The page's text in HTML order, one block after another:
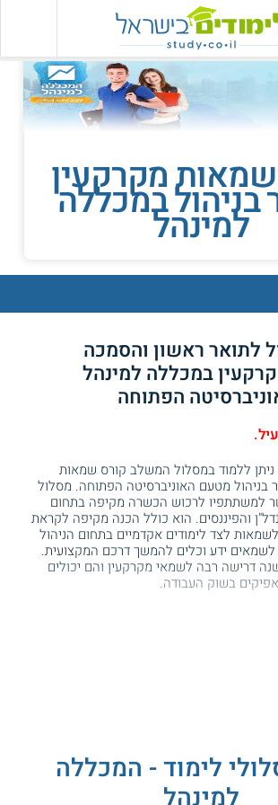
מקרקעין
בניהול במכללה
למינהל
לתואר ראשון והסמכה
במכללה למינהל
הפתוחה
ללמוד במסלול המשלב קורס שמאות
בניהול מטעם האוניברסיטה הפתוחה. מסלול
למשתתפיו לרכוש הכשרה מקיפה בתחום
והפיננסים. הוא כולל הכנה מקיפה לקראת
לצד לימודים אקדמיים בתחום הניהול
לשמאים ידע וכלים להמשך דרכם המקצועית.
דרישה רבה לשמאי מקרקעין והם יכולים
בשוק העבודה.
שמאות מקרקעין ותואר בניהול מתקיים
כשמאי מקרקעין. כמו כן, הם משתתפים
מטעם האוניברסיטה הפתוחה לתואר ראשון
לימוד - המכללה